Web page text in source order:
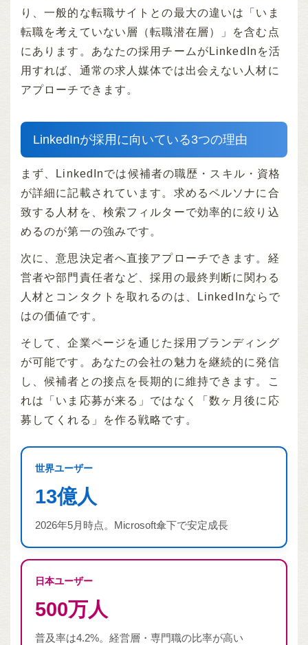
り、一般的な転職サイトとの最大の違いは「いま
転職を考えていない層（転職潜在層）」を含む点
にあります。あなたの採用チームがLinkedInを活
用すれば、通常の求人媒体では出会えない人材に
アプローチできます。
LinkedInが採用に向いている3つの理由
まず、LinkedInでは候補者の職歴・スキル・資格
が詳細に記載されています。求めるペルソナに合
致する人材を、検索フィルターで効率的に絞り込
めるのが第一の強みです。
次に、意思決定者へ直接アプローチできます。経
営者や部門責任者など、採用の最終判断に関わる
人材とコンタクトを取れるのは、LinkedInならで
はの価値です。
そして、企業ページを通じた採用ブランディング
が可能です。あなたの会社の魅力を継続的に発信
し、候補者との接点を長期的に維持できます。こ
れは「いま応募が来る」ではなく「数ヶ月後に応
募してくれる」を作る戦略です。
世界ユーザー
13億人
2026年5月時点。Microsoft傘下で安定成長
日本ユーザー
500万人
普及率は4.2%。経営層・専門職の比率が高い